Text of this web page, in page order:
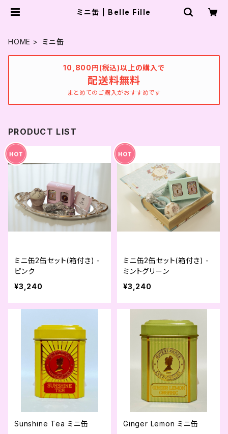
ミニ缶 | Belle Fille
HOME ミニ缶
10,800円(税込)以上の購入で
配送料無料
まとめてのご購入がおすすめです
PRODUCT LIST
ミニ缶2缶セット(箱付き) -
ピンク
¥3,240
ミニ缶2缶セット(箱付き) -
ミントグリーン
¥3,240
Sunshine Tea ミニ缶
Ginger Lemon ミニ缶